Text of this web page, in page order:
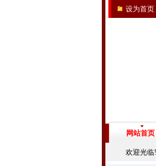
设为首页
网站首页
欢迎光临